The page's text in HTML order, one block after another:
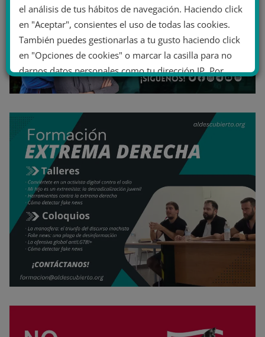
el análisis de tus hábitos de navegación. Haciendo click
en "Aceptar", consientes el uso de todas las cookies.
También puedes gestionarlas a tu gusto haciendo click
en "Opciones de cookies" o marcar la casilla para no
darnos datos personales como tu dirección IP. Por
último, puedes leer nuestra Política de cookies.
No dar mi información personal
Opciones de cookies Aceptar cookies
Rechazar cookies Política de cookies